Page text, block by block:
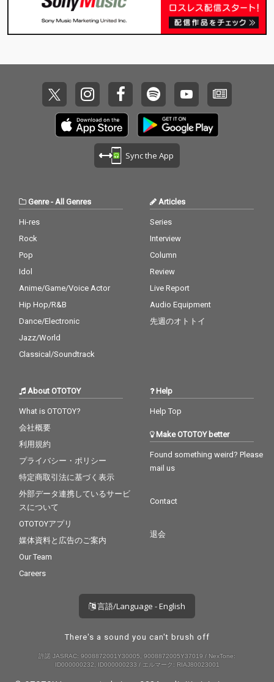
Sync the App
Genre- All Genres
Hi-res
Rock
Pop
Idol
Anime/Game/Voice Actor
Hip Hop/R&B
Dance/Electronic
Jazz/World
Classical/Soundtrack
Articles
Series
Interview
Column
Review
Live Report
Audio Equipment
先週のオトトイ
About OTOTOY
What is OTOTOY?
会社概要
利用規約
プライバシー・ポリシー
特定商取引法に基づく表示
外部データ連携しているサービ
スについて
OTOTOYアプリ
媒体資料と広告のご案内
Our Team
Careers
Help
Help Top
Make OTOTOY better
Found something weird? Please
mail us
Contact
退会
言語/Language - English
There's a sound you can't brush off
許諾 JASRAC: 9008872001Y30005, 9008872005Y37019 / NexTone:
ID000000232, ID000000233 / エルマーク: RIAJ80023001